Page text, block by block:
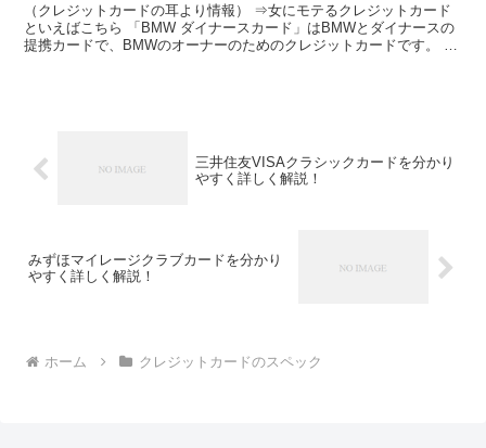
（クレジットカードの耳より情報） ⇒女にモテるクレジットカード
といえばこちら 「BMW ダイナースカード」はBMWとダイナースの
提携カードで、BMWのオーナーのためのクレジットカードです。 高
三井住友VISAクラシックカードを分かり
やすく詳しく解説！
みずほマイレージクラブカードを分かり
やすく詳しく解説！
ホーム クレジットカードのスペック